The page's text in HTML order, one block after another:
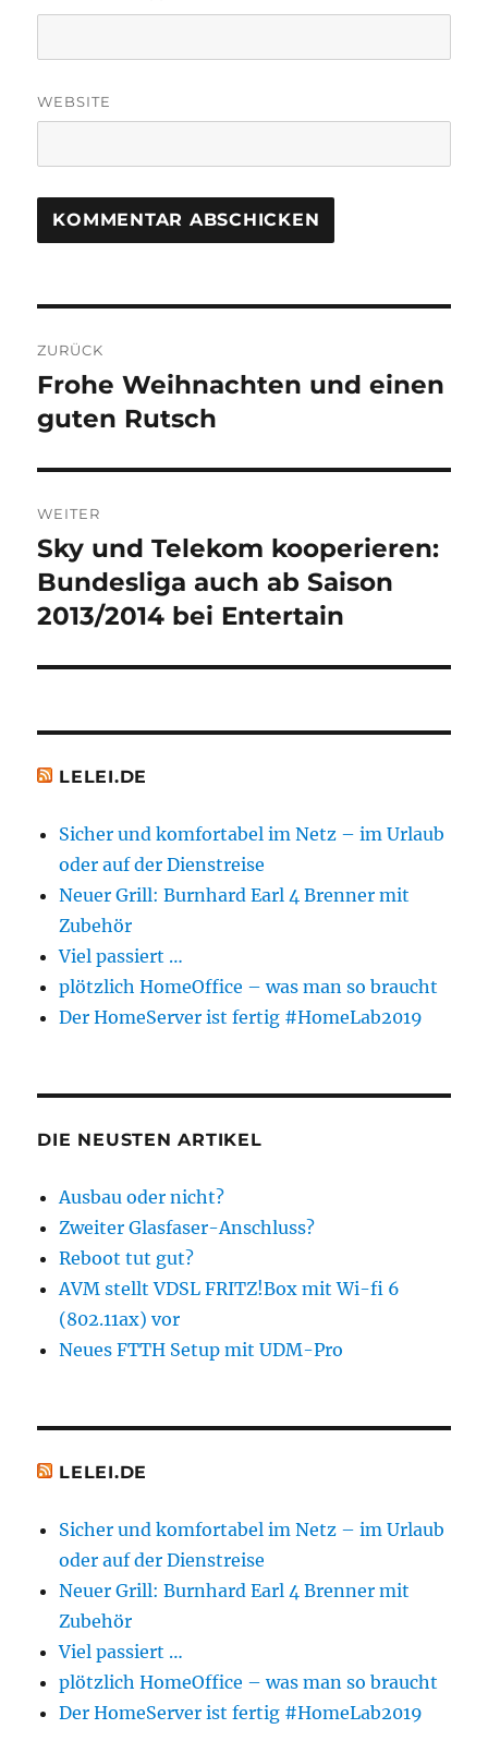
WEBSITE
ZURÜCK
Vorheriger
Beitrag:
Frohe Weihnachten und einen
guten Rutsch
WEITER
Nächster
Beitrag:
Sky und Telekom kooperieren:
Bundesliga auch ab Saison
2013/2014 bei Entertain
LELEI.DE
Sicher und komfortabel im Netz – im Urlaub
oder auf der Dienstreise
Neuer Grill: Burnhard Earl 4 Brenner mit
Zubehör
Viel passiert …
plötzlich HomeOffice – was man so braucht
Der HomeServer ist fertig #HomeLab2019
DIE NEUSTEN ARTIKEL
Ausbau oder nicht?
Zweiter Glasfaser-Anschluss?
Reboot tut gut?
AVM stellt VDSL FRITZ!Box mit Wi-fi 6
(802.11ax) vor
Neues FTTH Setup mit UDM-Pro
LELEI.DE
Sicher und komfortabel im Netz – im Urlaub
oder auf der Dienstreise
Neuer Grill: Burnhard Earl 4 Brenner mit
Zubehör
Viel passiert …
plötzlich HomeOffice – was man so braucht
Der HomeServer ist fertig #HomeLab2019